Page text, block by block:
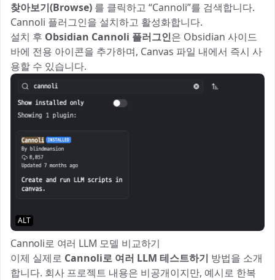
찾아보기(Browse) 를 클릭하고 “Cannoli”를 검색합니다.
Cannoli 플러그인을 설치하고 활성화합니다.
설치 후 Obsidian Cannoli 플러그인은 Obsidian 사이드
바에 전용 아이콘을 추가하며, Canvas 파일 내에서 즉시 사
용할 수 있습니다.
ALT
Cannoli로 여러 LLM 모델 비교하기
이제 실제로 Cannoli로 여러 LLM 테스트하기 방법을 소개
합니다. 회사 프로젝트 내용은 비공개이지만, 예시로 한복